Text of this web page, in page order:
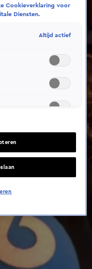
Cookieverklaring voor
Diensten.
Altijd actief